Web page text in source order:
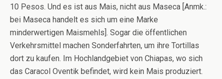
10 Pesos. Und es ist aus Mais, nicht aus Maseca [Anmk.:
bei Maseca handelt es sich um eine Marke
minderwertigen Maismehls]. Sogar die öffentlichen
Verkehrsmittel machen Sonderfahrten, um ihre Tortillas
dort zu kaufen. Im Hochlandgebiet von Chiapas, wo sich
das Caracol Oventik befindet, wird kein Mais produziert.